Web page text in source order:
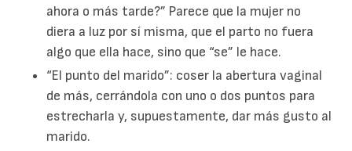
ahora o más tarde?” Parece que la mujer no
diera a luz por sí misma, que el parto no fuera
algo que ella hace, sino que “se” le hace.
“El punto del marido”: coser la abertura vaginal
de más, cerrándola con uno o dos puntos para
estrecharla y, supuestamente, dar más gusto al
marido.